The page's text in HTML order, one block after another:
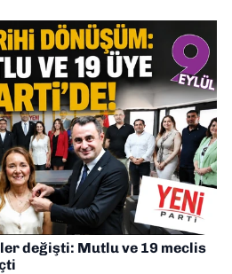
değişti: Mutlu ve 19 meclis